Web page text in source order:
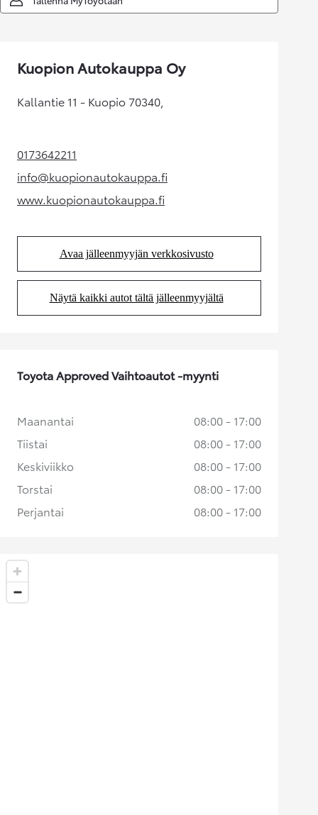
Kuopion Autokauppa Oy
Kallantie 11 - Kuopio 70340,
0173642211(Aukeaa uudessa välilehdessä)
info@kuopionautokauppa.fi(Aukeaa uudessa välilehdessä)
www.kuopionautokauppa.fi(Aukeaa uudessa välilehdessä)
Avaa jälleenmyyjän verkkosivusto
(Aukeaa uudessa välilehdessä)
Näytä kaikki autot tältä jälleenmyyjältä
(Aukeaa uudessa välilehdessä)
Toyota Approved Vaihtoautot -myynti
Maanantai
08:00 - 17:00
Tiistai
08:00 - 17:00
Keskiviikko
08:00 - 17:00
Torstai
08:00 - 17:00
Perjantai
08:00 - 17:00